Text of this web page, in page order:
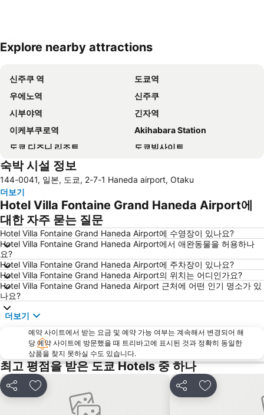
Explore nearby attractions
신주쿠 역
도쿄역
우에노역
신주쿠
시부야역
긴자역
이케부쿠로역
Akihabara Station
도쿄 디즈니 리조트
도쿄빅사이트
신바시역
Makuhari Messe
Shibuya
Tokyo Disneyland
도쿄 국제공항
시나가와역
아카사카역
Chiba Station
가와사키 스테이션 인
하라주쿠역
도쿄 스카이트리
Nippori Station
Nihonbashi Station-Tokyo
에비스역
Shinyokohama Station
센소지
Hatchōbori Metro Station
Odaiba
Gotanda Station
Nakameguro Station
Akasaka Mitsuke Station
Yokohama Station
Kanda Station
Haneda Airport Terminal 1 Station
숙박 시설 정보
144-0041, 일본, 도쿄, 2-7-1 Haneda airport, Otaku
더보기
Hotel Villa Fontaine Grand Haneda Airport에
대한 자주 묻는 질문
Hotel Villa Fontaine Grand Haneda Airport에 수영장이 있나요?
Hotel Villa Fontaine Grand Haneda Airport에서 애완동물을 허용하나
요?
Hotel Villa Fontaine Grand Haneda Airport에 주차장이 있나요?
Hotel Villa Fontaine Grand Haneda Airport의 위치는 어디인가요?
Hotel Villa Fontaine Grand Haneda Airport 근처에 어떤 인기 명소가 있
나요?
더보기
예약 사이트에서 받는 요금 및 예약 가능 여부는 계속해서 변경되어 해
당 예약 사이트에 방문했을 때 트리바고에 표시된 것과 정확히 동일한
상품을 찾지 못하실 수도 있습니다.
최고 평점을 받은 도쿄 Hotels 중 하나
공유 즐겨찾기에 추가 공유 즐겨찾기에